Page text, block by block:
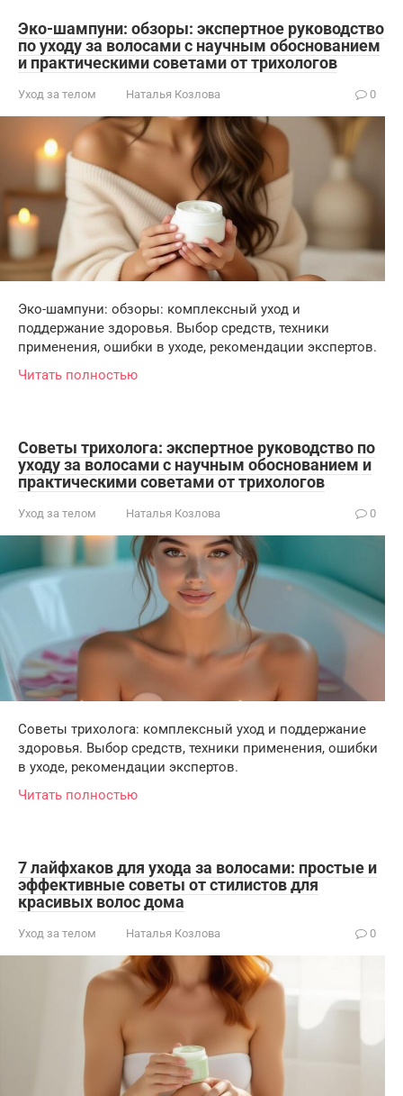
Эко-шампуни: обзоры: экспертное руководство
по уходу за волосами с научным обоснованием
и практическими советами от трихологов
Уход за телом Наталья Козлова 0
Эко-шампуни: обзоры: комплексный уход и
поддержание здоровья. Выбор средств, техники
применения, ошибки в уходе, рекомендации экспертов.
Читать полностью
Советы трихолога: экспертное руководство по
уходу за волосами с научным обоснованием и
практическими советами от трихологов
Уход за телом Наталья Козлова 0
Советы трихолога: комплексный уход и поддержание
здоровья. Выбор средств, техники применения, ошибки
в уходе, рекомендации экспертов.
Читать полностью
7 лайфхаков для ухода за волосами: простые и
эффективные советы от стилистов для
красивых волос дома
Уход за телом Наталья Козлова 0